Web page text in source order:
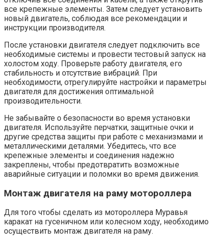
все крепежные элементы. Затем следует установить
новый двигатель, соблюдая все рекомендации и
инструкции производителя.
После установки двигателя следует подключить все
необходимые системы и провести тестовый запуск на
холостом ходу. Проверьте работу двигателя, его
стабильность и отсутствие вибраций. При
необходимости, отрегулируйте настройки и параметры
двигателя для достижения оптимальной
производительности.
Не забывайте о безопасности во время установки
двигателя. Используйте перчатки, защитные очки и
другие средства защиты при работе с механизмами и
металлическими деталями. Убедитесь, что все
крепежные элементы и соединения надежно
закреплены, чтобы предотвратить возможные
аварийные ситуации и поломки во время движения.
Монтаж двигателя на раму мотороллера
Для того чтобы сделать из мотороллера Муравья
каракат на гусеничном или колесном ходу, необходимо
осуществить монтаж двигателя на раму.